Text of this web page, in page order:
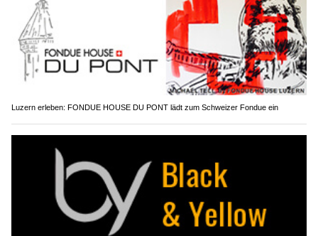
Luzern erleben: FONDUE HOUSE DU PONT lädt zum Schweizer Fondue ein